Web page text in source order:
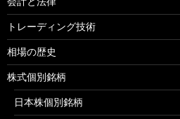
トレーディング技術
相場の歴史
株式個別銘柄
日本株個別銘柄